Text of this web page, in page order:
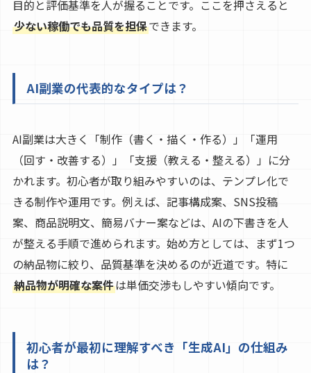
目的と評価基準を人が握ることです。ここを押さえると
少ない稼働でも品質を担保できます。
AI副業の代表的なタイプは？
AI副業は大きく「制作（書く・描く・作る）」「運用
（回す・改善する）」「支援（教える・整える）」に分
かれます。初心者が取り組みやすいのは、テンプレ化で
きる制作や運用です。例えば、記事構成案、SNS投稿
案、商品説明文、簡易バナー案などは、AIの下書きを人
が整える手順で進められます。始め方としては、まず1つ
の納品物に絞り、品質基準を決めるのが近道です。特に
納品物が明確な案件は単価交渉もしやすい傾向です。
初心者が最初に理解すべき「生成AI」の仕組み
は？